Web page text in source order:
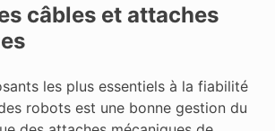
câbles et attaches
les plus essentiels à la fiabilité
robots est une bonne gestion du